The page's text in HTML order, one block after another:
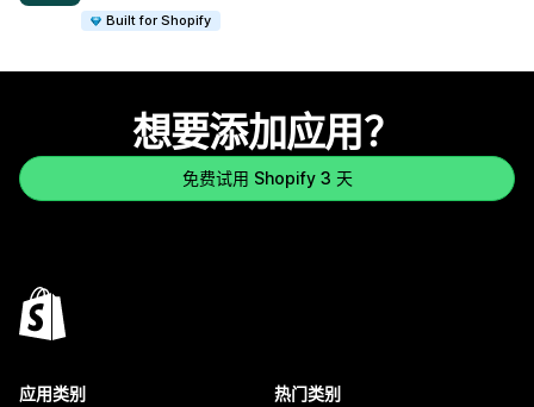
Built for Shopify
想要添加应用？
免费试用 Shopify 3 天
应用类别 热门类别